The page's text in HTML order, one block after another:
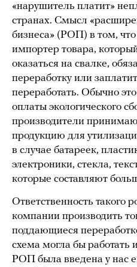
«нарушитель платит»
странах. Смысл
бизнеса» (РОП) в том,
импортер товара,
оказаться на свалке,
переработку или
переработать. Обычно
оплаты экологического
производители
продукцию для
в случае батареек,
электроники, стекла,
которые составляют
Ответственность такого
компании производить
поддающиеся
схема могла бы работать
РОП была введена у нас